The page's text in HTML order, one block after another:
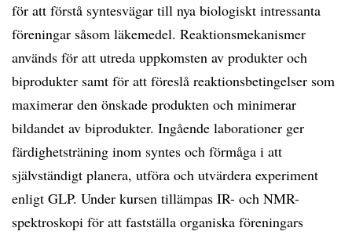
för att förstå syntesvägar till nya biologiskt intressanta
föreningar såsom läkemedel. Reaktionsmekanismer
används för att utreda uppkomsten av produkter och
biprodukter samt för att föreslå reaktionsbetingelser som
maximerar den önskade produkten och minimerar
bildandet av biprodukter. Ingående laborationer ger
färdighetsträning inom syntes och förmåga i att
självständigt planera, utföra och utvärdera experiment
enligt GLP. Under kursen tillämpas IR- och NMR-
spektroskopi för att fastställa organiska föreningars